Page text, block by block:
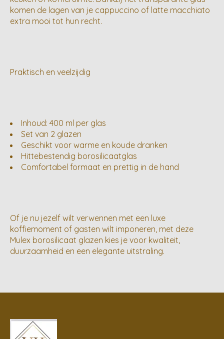
komen de lagen van je cappuccino of latte macchiato
extra mooi tot hun recht.
Praktisch en veelzijdig
Inhoud: 400 ml per glas
Set van 2 glazen
Geschikt voor warme en koude dranken
Hittebestendig borosilicaatglas
Comfortabel formaat en prettig in de hand
Of je nu jezelf wilt verwennen met een luxe
koffiemoment of gasten wilt imponeren, met deze
Mulex borosilicaat glazen kies je voor kwaliteit,
duurzaamheid en een elegante uitstraling.